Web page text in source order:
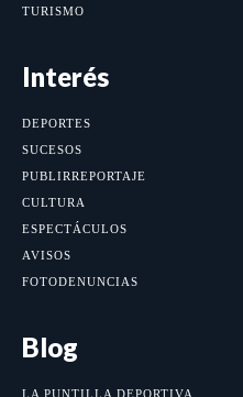
TURISMO
Interés
DEPORTES
SUCESOS
PUBLIRREPORTAJE
CULTURA
ESPECTÁCULOS
AVISOS
FOTODENUNCIAS
Blog
LA PUNTILLA DEPORTIVA